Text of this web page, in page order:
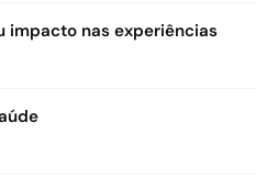
impacto nas experiências